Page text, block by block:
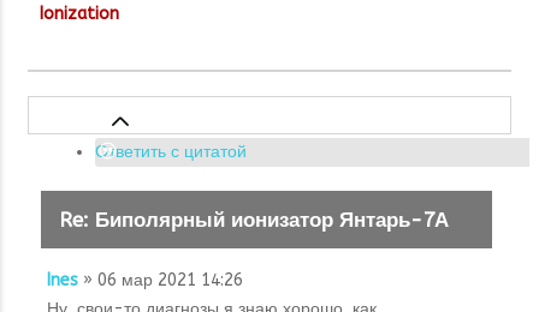
Ionization
Ответить с цитатой
Re: Биполярный ионизатор Янтарь-7А
Ines » 06 мар 2021 14:26